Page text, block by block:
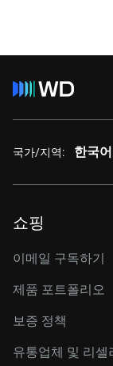
국가/지역: 한국어
쇼핑
이메일 구독하기
제품 포트폴리오
보증 정책
유통업체 및 리셀